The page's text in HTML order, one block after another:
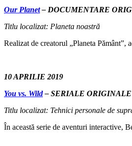
Our Planet – DOCUMENTARE
Titlu localizat: Planeta noastră
Realizat de creatorul „Planeta Pământ”,
10 APRILIE 2019
You vs. Wild– SERIALE
Titlu localizat: Tehnici personale de
În această serie de aventuri interactive,